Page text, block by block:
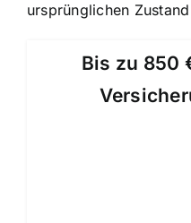
ursprünglichen
Bis zu 850